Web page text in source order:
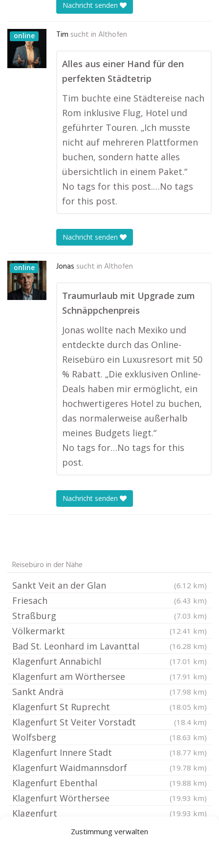
Zustimmung verwalten
Nachricht senden
online Tim sucht in Althofen
Alles aus einer Hand für den
perfekten Städtetrip
Tim buchte eine Städtereise nach
Rom inklusive Flug, Hotel und
geführter Touren. „Ich musste
nicht auf mehreren Plattformen
buchen, sondern hatte alles
übersichtlich in einem Paket.“
No tags for this post.…No tags
for this post.
Nachricht senden
online Jonas sucht in Althofen
Traumurlaub mit Upgrade zum
Schnäppchenpreis
Jonas wollte nach Mexiko und
entdeckte durch das Online-
Reisebüro ein Luxusresort mit 50
% Rabatt. „Die exklusiven Online-
Deals haben mir ermöglicht, ein
hochwertigeres Hotel zu buchen,
das normalerweise außerhalb
meines Budgets liegt.“
No tags for…No tags for this
post.
Nachricht senden
Reisebüro in der Nähe
Sankt Veit an der Glan (6.12 km)
Friesach (6.43 km)
Straßburg (7.03 km)
Völkermarkt (12.41 km)
Bad St. Leonhard im Lavanttal (16.28 km)
Klagenfurt Annabichl (17.01 km)
Klagenfurt am Wörthersee (17.91 km)
Sankt Andrä (17.98 km)
Klagenfurt St Ruprecht (18.05 km)
Klagenfurt St Veiter Vorstadt (18.4 km)
Wolfsberg (18.63 km)
Klagenfurt Innere Stadt (18.77 km)
Klagenfurt Waidmannsdorf (19.78 km)
Klagenfurt Ebenthal (19.88 km)
Klagenfurt Wörthersee (19.93 km)
Klagenfurt (19.93 km)
Feldkirchen in Kärnten